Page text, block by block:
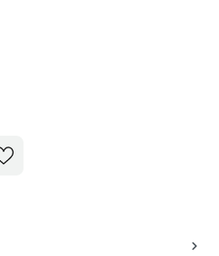
Wert ein oder benutze die Schaltflächen um die